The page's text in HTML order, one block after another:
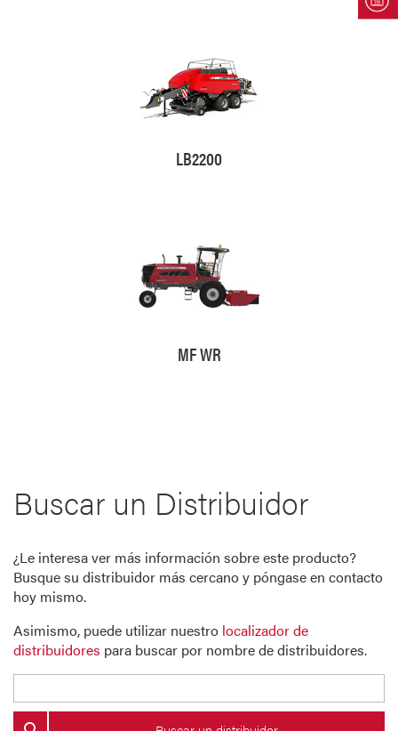
LB2200
MF WR
Buscar un Distribuidor
¿Le interesa ver más información sobre este producto?
Busque su distribuidor más cercano y póngase en contacto
hoy mismo.
Asimismo, puede utilizar nuestro localizador de
distribuidores para buscar por nombre de distribuidores.